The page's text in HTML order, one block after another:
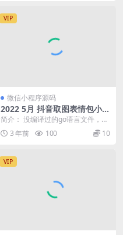
VIP
微信小程序源码
2022 5月 抖音取图表情包小程
序 创作者入驻 流量主
简介： 没编译过的go语言文件，没
教程，需自行测试
3 年前 100 10
VIP